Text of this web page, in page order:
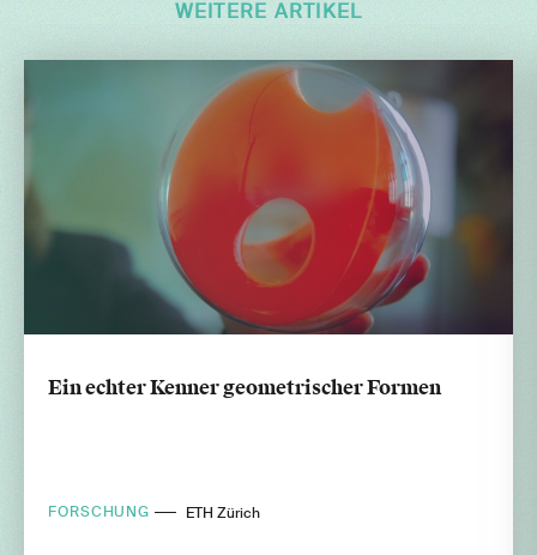
WEITERE ARTIKEL
Ein echter Kenner geometrischer Formen
FORSCHUNG ETH Zürich